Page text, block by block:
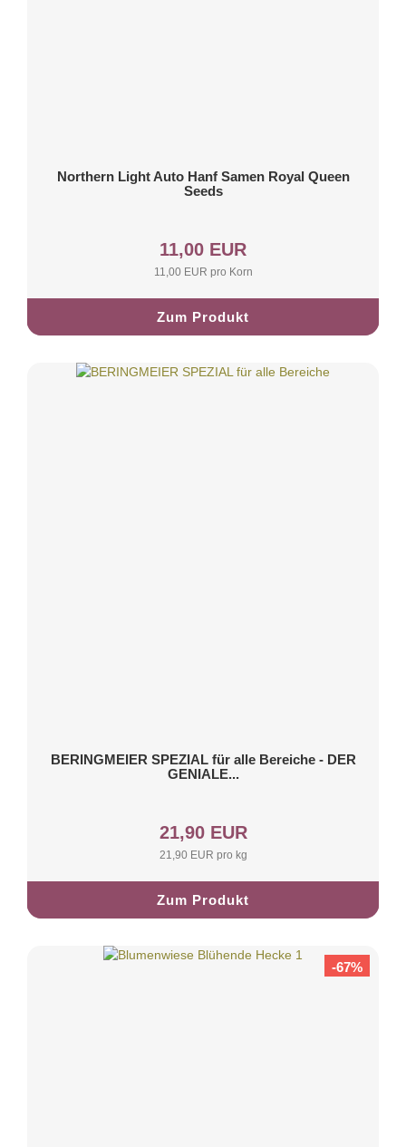
Northern Light Auto Hanf Samen Royal Queen
Seeds
11,00 EUR
11,00 EUR pro Korn
Zum Produkt
BERINGMEIER SPEZIAL für alle Bereiche - DER
GENIALE...
21,90 EUR
21,90 EUR pro kg
Zum Produkt
-67%